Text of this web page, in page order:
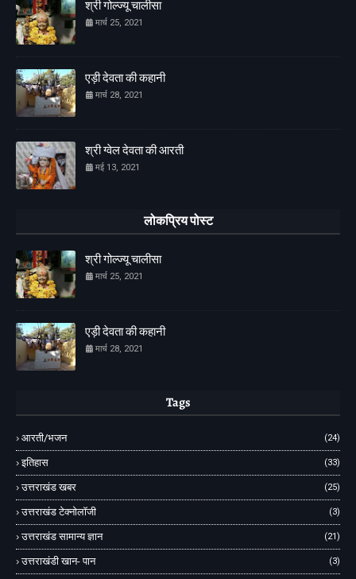
श्री गोल्ज्यू चालीसा
मार्च 25, 2021
एड़ी देवता की कहानी
मार्च 28, 2021
श्री ग्वेल देवता की आरती
मई 13, 2021
लोकप्रिय पोस्ट
श्री गोल्ज्यू चालीसा
मार्च 25, 2021
एड़ी देवता की कहानी
मार्च 28, 2021
Tags
आरती/भजन (24)
इतिहास (33)
उत्तराखंड खबर (25)
उत्तराखंड टेक्नोलॉजी (3)
उत्तराखंड सामान्य ज्ञान (21)
उत्तराखंडी खान- पान (3)